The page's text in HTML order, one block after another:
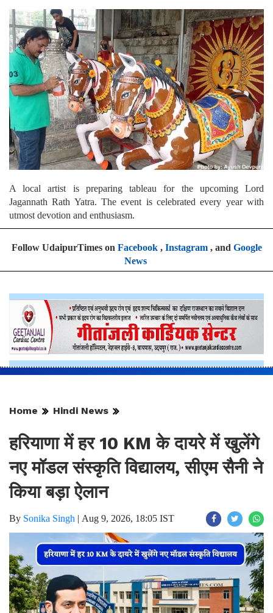
A local artist is preparing tableau for the upcoming Lord
Jagannath Rath Yatra. The event is celebrated every year with
utmost devotion and enthusiasm.
Follow UdaipurTimes on Facebook, Instagram, and Google
News
Home Hindi News
हरियाणा में हर 10 KM के दायरे में खुलेंगे
नए मॉडल संस्कृति विद्यालय, सीएम सैनी ने
किया बड़ा ऐलान
By Sonika Singh | Aug 9, 2026, 18:05 IST